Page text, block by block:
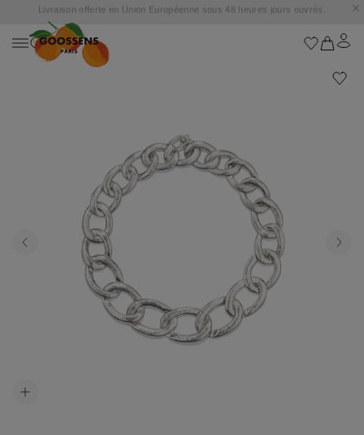
Goossens s’installe au Marbella Club Hotel et dévoile une capsule exclusive